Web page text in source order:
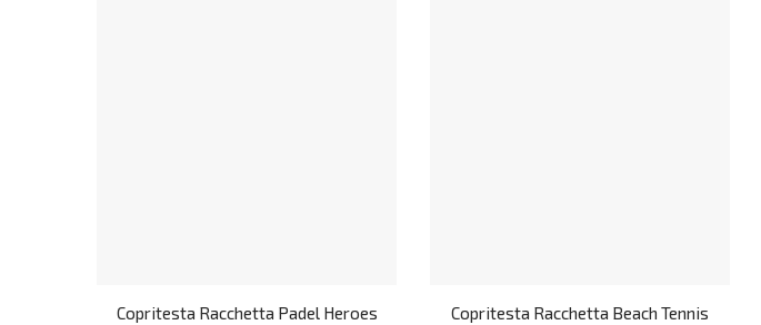
Copritesta Racchetta Padel Heroes
Copritesta Racchetta Beach Tennis